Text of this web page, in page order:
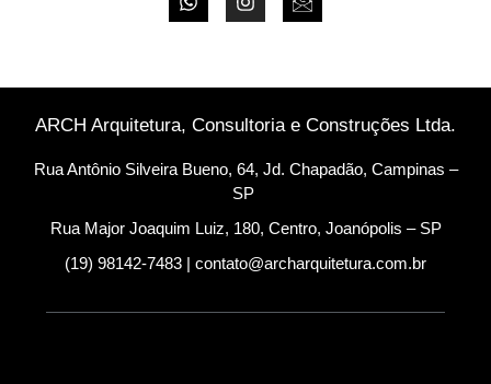
ARCH Arquitetura, Consultoria e Construções Ltda.
Rua Antônio Silveira Bueno, 64, Jd. Chapadão, Campinas –
SP
Rua Major Joaquim Luiz, 180, Centro, Joanópolis – SP
(19) 98142-7483 | contato@archarquitetura.com.br